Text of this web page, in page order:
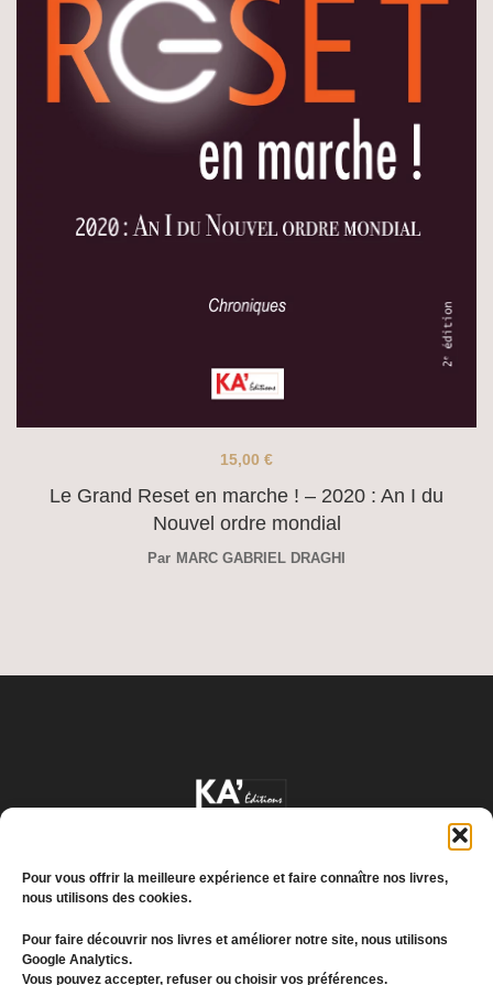
Pour vous offrir la meilleure expérience et faire connaître nos livres,
nous utilisons des cookies.
Pour faire découvrir nos livres et améliorer notre site, nous utilisons
Google Analytics.
Vous pouvez accepter, refuser ou choisir vos préférences.
Le Grand Reset en marche ! – 2020 : An I du
Nouvel ordre mondial
15,00 €
Par MARC GABRIEL DRAGHI
Conditions générales de vente